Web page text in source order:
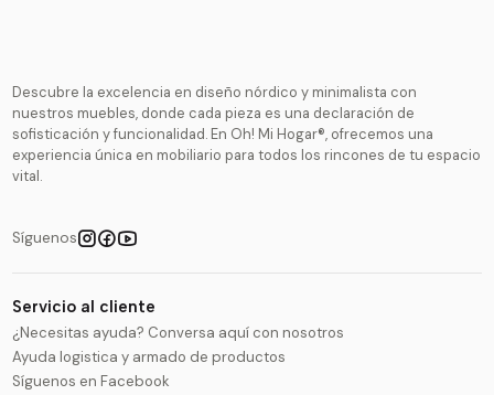
Descubre la excelencia en diseño nórdico y minimalista con
nuestros muebles, donde cada pieza es una declaración de
sofisticación y funcionalidad. En Oh! Mi Hogar®, ofrecemos una
experiencia única en mobiliario para todos los rincones de tu espacio
vital.
Síguenos
Servicio al cliente
¿Necesitas ayuda? Conversa aquí con nosotros
Ayuda logistica y armado de productos
Síguenos en Facebook